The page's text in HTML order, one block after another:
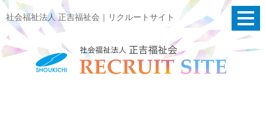
社会福祉法人 正吉福祉会｜リクルートサイト